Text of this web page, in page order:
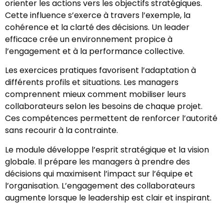
orienter les actions vers les objectifs stratégiques.
Cette influence s’exerce à travers l’exemple, la
cohérence et la clarté des décisions. Un leader
efficace crée un environnement propice à
l’engagement et à la performance collective.
Les exercices pratiques favorisent l’adaptation à
différents profils et situations. Les managers
comprennent mieux comment mobiliser leurs
collaborateurs selon les besoins de chaque projet.
Ces compétences permettent de renforcer l’autorité
sans recourir à la contrainte.
Le module développe l’esprit stratégique et la vision
globale. Il prépare les managers à prendre des
décisions qui maximisent l’impact sur l’équipe et
l’organisation. L’engagement des collaborateurs
augmente lorsque le leadership est clair et inspirant.